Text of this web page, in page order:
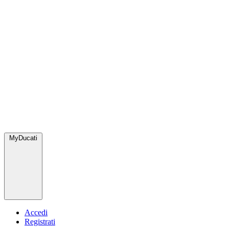
MyDucati
Accedi
Registrati